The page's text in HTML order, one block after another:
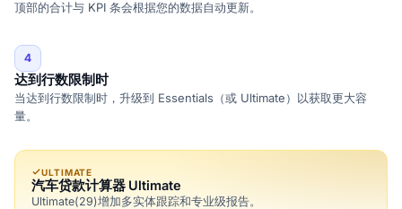
顶部的合计与 KPI 条会根据您的数据自动更新。
4
达到行数限制时
当达到行数限制时，升级到 Essentials（或 Ultimate）以获取更大容
量。
ULTIMATE
汽车贷款计算器 Ultimate
Ultimate(29)增加多实体跟踪和专业级报告。